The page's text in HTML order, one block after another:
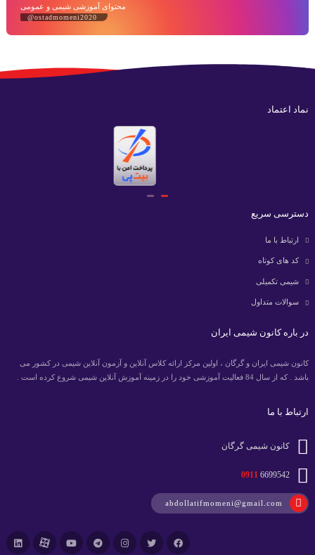
محتوای آموزشی شیمی و عمومی
@ostadmomeni2020
نماد اعتماد
دسترسی سریع
ارتباط با ما
کد های کوتاه
شیمی تکمیلی
سوالات متداول
در باره کانون شیمی ایران
کانون شیمی ایران و گرگان ، اولین مرکز ارائه کلاس آنلاین و آزمون آنلاین شیمی در کشور می
باشد . که از سال 84 فعالیت آموزشی خود را در زمینه آموزش آنلاین شیمی شروع کرده است .
ارتباط با ما
کانون شیمی گرگان
0911 6699542
abdollatifmomeni@gmail.com